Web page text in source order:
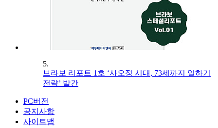
5.
브라보 리포트 1호 ‘사오정 시대, 73세까지 일하기
전략’ 발간
PC버전
공지사항
사이트맵